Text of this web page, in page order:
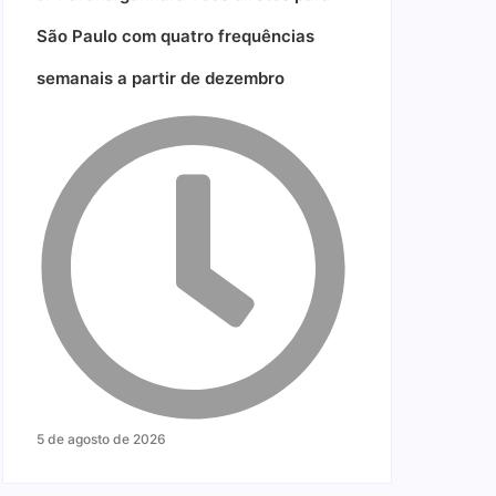
São Paulo com quatro frequências
semanais a partir de dezembro
5 de agosto de 2026